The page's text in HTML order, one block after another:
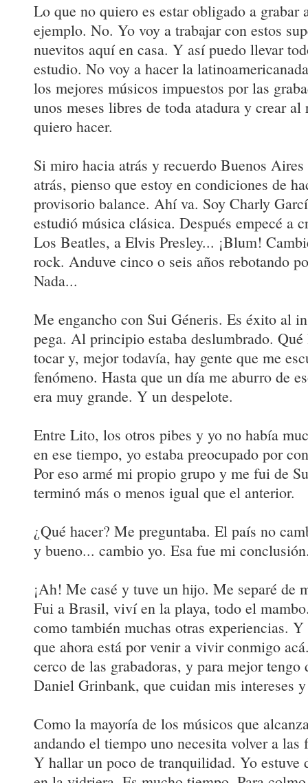
Lo que no quiero es estar obligado a grabar
ejemplo. No. Yo voy a trabajar con estos
nuevitos aquí en casa. Y así puedo llevar
estudio. No voy a hacer la
los mejores músicos impuestos por las
unos meses libres de toda atadura y crear
quiero hacer.
Si miro hacia atrás y recuerdo Buenos
atrás, pienso que estoy en condiciones de
provisorio balance. Ahí va. Soy Charly
estudió música clásica. Después empecé a
Los Beatles, a Elvis Presley... ¡Blum!
rock. Anduve cinco o seis años rebotando
Nada...
Me engancho con Sui Géneris. Es éxito al
pega. Al principio estaba deslumbrado.
tocar y, mejor todavía, hay gente que me
fenómeno. Hasta que un día me aburro de
era muy grande. Y un despelote.
Entre Lito, los otros pibes y yo no había
en ese tiempo, yo estaba preocupado por
Por eso armé mi propio grupo y me fui de
terminó más o menos igual que el anterior.
¿Qué hacer? Me preguntaba. El país no
y bueno... cambio yo. Esa fue mi
¡Ah! Me casé y tuve un hijo. Me separé de
Fui a Brasil, viví en la playa, todo el
como también muchas otras experiencias.
que ahora está por venir a vivir conmigo
cerco de las grabadoras, y para mejor tengo
Daniel Grinbank, que cuidan mis intereses
Como la mayoría de los músicos que
andando el tiempo uno necesita volver a las
Y hallar un poco de tranquilidad. Yo estuve